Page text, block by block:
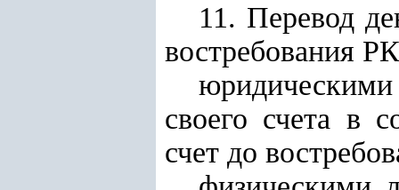
11. Перевод
востребования
юридическими
своего счета в
счет до